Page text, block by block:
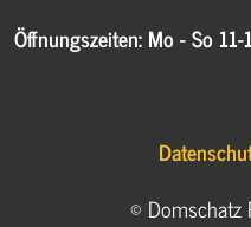
Öffnungszeiten: Mo - So
©